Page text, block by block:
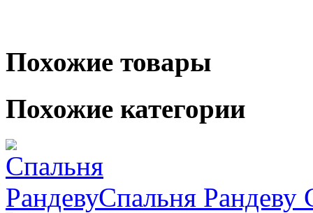
Похожие товары
Похожие категории
Спальня Рандеву